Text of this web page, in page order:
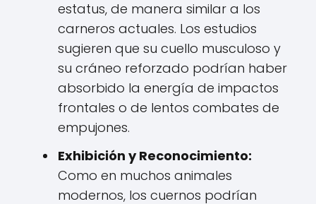
estatus, de manera similar a los
carneros actuales. Los estudios
sugieren que su cuello musculoso y
su cráneo reforzado podrían haber
absorbido la energía de impactos
frontales o de lentos combates de
empujones.
Exhibición y Reconocimiento:
Como en muchos animales
modernos, los cuernos podrían